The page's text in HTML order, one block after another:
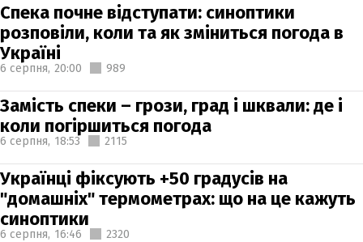
Спека почне відступати: синоптики
розповіли, коли та як зміниться погода в
Україні
6 серпня, 20:00 989
Замість спеки – грози, град і шквали: де і
коли погіршиться погода
6 серпня, 18:53 2115
Українці фіксують +50 градусів на
"домашніх" термометрах: що на це кажуть
синоптики
6 серпня, 16:46 2320